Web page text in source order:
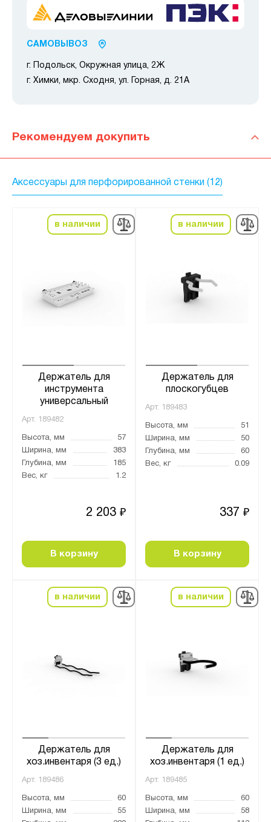
САМОВЫВОЗ
г. Подольск, Окружная улица, 2Ж
г. Химки, мкр. Сходня, ул. Горная, д. 21А
Рекомендуем докупить
Аксессуары для перфорированной стенки (12)
в наличии
Держатель для
инструмента
универсальный
Арт. 189482
Высота, мм
57
Ширина, мм
383
Глубина, мм
185
Вес, кг
1.2
2 203 ₽
В корзину
в наличии
Держатель для
плоскогубцев
Арт. 189483
Высота, мм
51
Ширина, мм
50
Глубина, мм
60
Вес, кг
0.09
337 ₽
В корзину
в наличии
Держатель для
хоз.инвентаря (3 ед.)
Арт. 189486
Высота, мм
60
Ширина, мм
55
в наличии
Держатель для
хоз.инвентаря (1 ед.)
Арт. 189485
Высота, мм
60
Ширина, мм
58